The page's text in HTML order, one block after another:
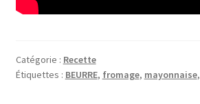
Catégorie : Recette
Étiquettes : BEURRE, fromage, mayonnaise,